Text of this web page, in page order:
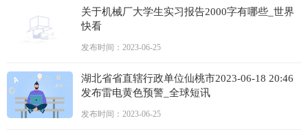
关于机械厂大学生实习报告2000字有哪些_世界
快看
发布时间：2023-06-25
湖北省省直辖行政单位仙桃市2023-06-18 20:46
发布雷电黄色预警_全球短讯
发布时间：2023-06-25